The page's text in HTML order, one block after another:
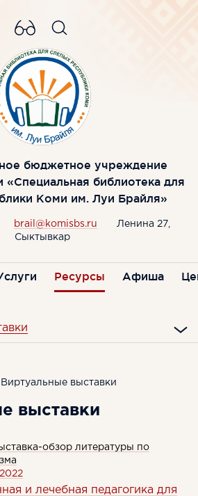
brail@komisbs.ru
Ленина 27,
Сыктывкар
бюджетное учреждение
библиотека для
Коми им. Луи Брайля»
Ресурсы Афиша
выставки
выставки
обзор литературы по
и лечебная педагогика для